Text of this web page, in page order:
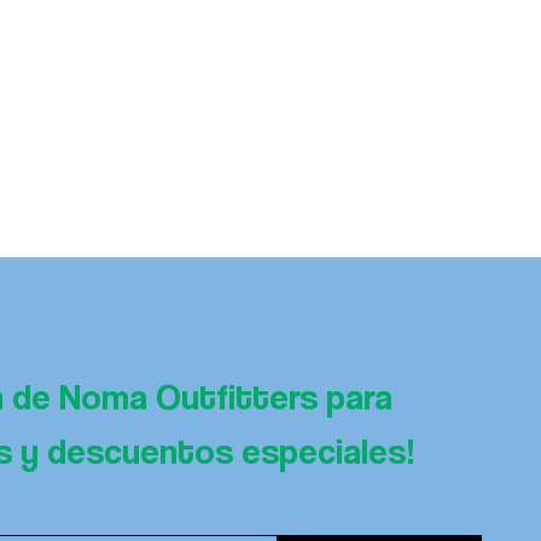
de Noma Outfitters para
y descuentos especiales!